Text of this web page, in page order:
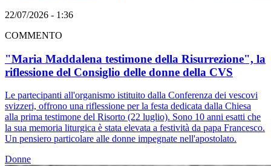
22/07/2026 - 1:36
COMMENTO
"Maria Maddalena testimone della Risurrezione", la
riflessione del Consiglio delle donne della CVS
Le partecipanti all'organismo istituito dalla Conferenza dei vescovi
svizzeri, offrono una riflessione per la festa dedicata dalla Chiesa
alla prima testimone del Risorto (22 luglio). Sono 10 anni esatti che
la sua memoria liturgica è stata elevata a festività da papa Francesco.
Un pensiero particolare alle donne impegnate nell'apostolato.
Donne